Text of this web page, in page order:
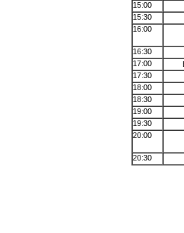
15:00
15:30
16:00
16:30
17:00
17:30
18:00
18:30
19:00
19:30
20:00
20:30